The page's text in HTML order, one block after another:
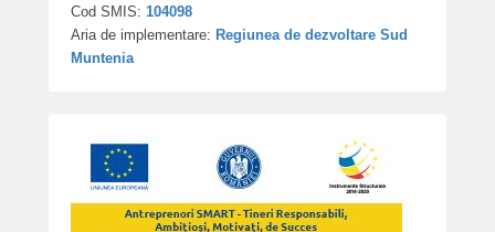
Cod SMIS: 104098
Aria de implementare: Regiunea de dezvoltare Sud
Muntenia